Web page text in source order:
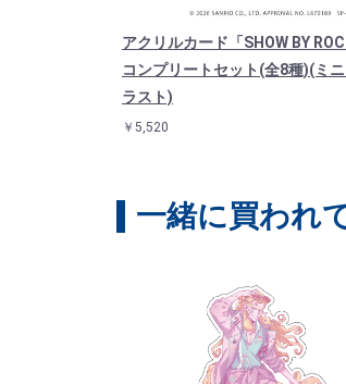
アクリルカード「SHOW BY
コンプリートセット(全8種)(ミ
ラスト)
￥5,520
一緒に買われ